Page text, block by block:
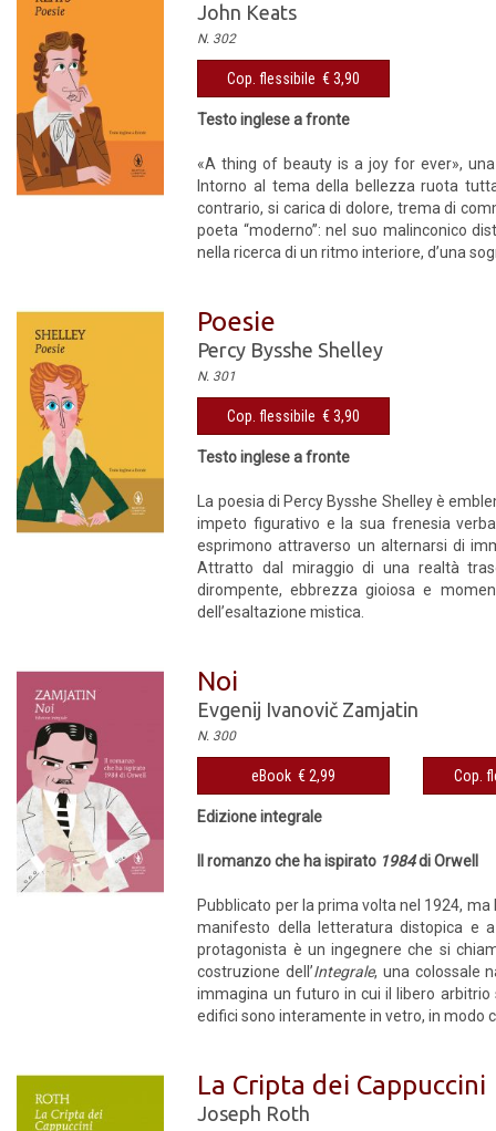
John Keats
N. 302
Cop. flessibile € 3,90
Testo inglese a fronte
«A thing of beauty is a joy for ever»,
Intorno al tema della bellezza ruota
contrario, si carica di dolore, trema di
poeta “moderno”: nel suo malinconico
nella ricerca di un ritmo interiore, d’una
Poesie
Percy Bysshe Shelley
N. 301
Cop. flessibile € 3,90
Testo inglese a fronte
La poesia di Percy Bysshe Shelley è
impeto figurativo e la sua frenesia
esprimono attraverso un alternarsi di
Attratto dal miraggio di una realtà
dirompente, ebbrezza gioiosa e
dell’esaltazione mistica.
Noi
Evgenij Ivanovič Zamjatin
N. 300
eBook € 2,99 Cop.
Edizione integrale
Il romanzo che ha ispirato 1984di Orwell
Pubblicato per la prima volta nel 1924,
manifesto della letteratura distopica e
protagonista è un ingegnere che si
costruzione dell’Integrale, una colossale
immagina un futuro in cui il libero
edifici sono interamente in vetro, in modo
La Cripta dei Cappuccini
Joseph Roth